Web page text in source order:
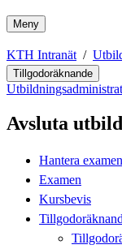
Meny
KTH Intranät
Tillgodoräknande
Avsluta
Hantera examen
Examen
Kursbevis